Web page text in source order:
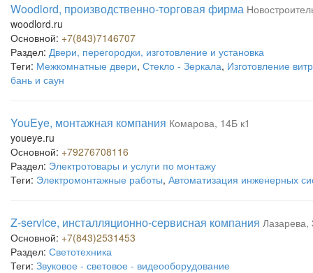
Woodlord, производственно-торговая фирма
woodlord.ru
Основной: +7(843)7146707
Раздел: Двери, перегородки, изготовление и установка
Теги: Межкомнатные двери, Стекло - Зеркала, Изготовление
бань и саун
YouEye, монтажная компания Комарова, 14Б к1
youeye.ru
Основной: +79276708116
Раздел: Электротовары и услуги по монтажу
Теги: Электромонтажные работы, Автоматизация инженерных
Z-service, инсталляционно-сервисная компания Лазарева,
Основной: +7(843)2531453
Раздел: Светотехника
Теги: Звуковое - световое - видеооборудование